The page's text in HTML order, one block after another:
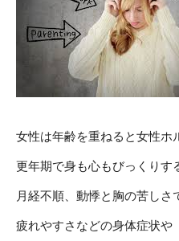
女性は年齢を重ねると女性ホ
更年期で身も心もびっくりす
月経不順、動悸と胸の苦しさ
疲れやすさなどの身体症状や